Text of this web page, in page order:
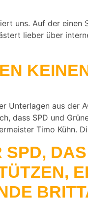
uns. Auf der
lieber über
aus der
dass SPD und
Timo Kühn.
SPD,